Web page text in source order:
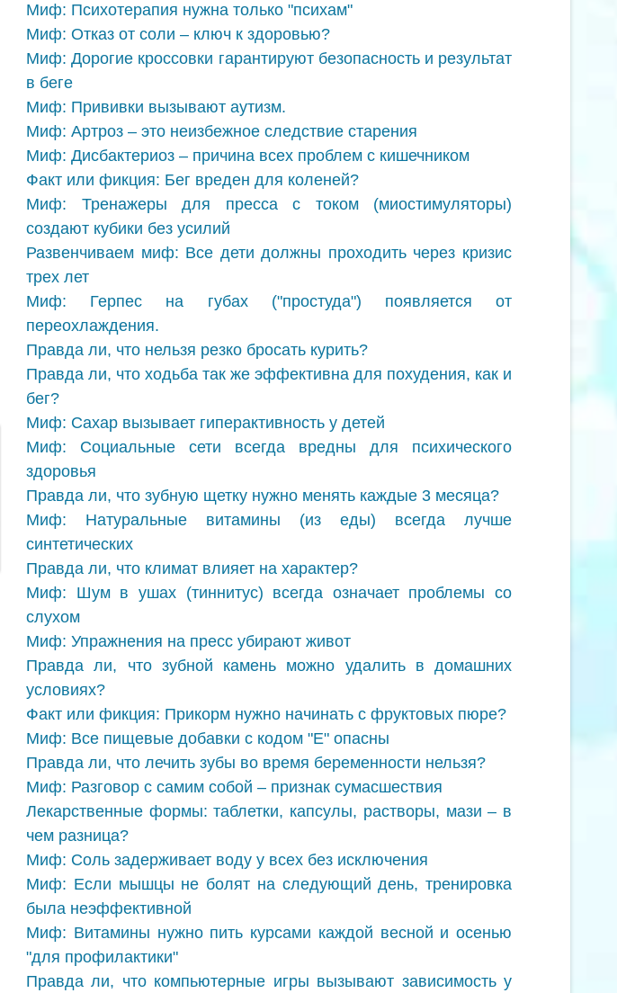
Миф: Психотерапия нужна только "психам"
Миф: Отказ от соли – ключ к здоровью?
Миф: Дорогие кроссовки гарантируют безопасность и результат
в беге
Миф: Прививки вызывают аутизм.
Миф: Артроз – это неизбежное следствие старения
Миф: Дисбактериоз – причина всех проблем с кишечником
Факт или фикция: Бег вреден для коленей?
Миф: Тренажеры для пресса с током (миостимуляторы)
создают кубики без усилий
Развенчиваем миф: Все дети должны проходить через кризис
трех лет
Миф: Герпес на губах ("простуда") появляется от
переохлаждения.
Правда ли, что нельзя резко бросать курить?
Правда ли, что ходьба так же эффективна для похудения, как и
бег?
Миф: Сахар вызывает гиперактивность у детей
Миф: Социальные сети всегда вредны для психического
здоровья
Правда ли, что зубную щетку нужно менять каждые 3 месяца?
Миф: Натуральные витамины (из еды) всегда лучше
синтетических
Правда ли, что климат влияет на характер?
Миф: Шум в ушах (тиннитус) всегда означает проблемы со
слухом
Миф: Упражнения на пресс убирают живот
Правда ли, что зубной камень можно удалить в домашних
условиях?
Факт или фикция: Прикорм нужно начинать с фруктовых пюре?
Миф: Все пищевые добавки с кодом "Е" опасны
Правда ли, что лечить зубы во время беременности нельзя?
Миф: Разговор с самим собой – признак сумасшествия
Лекарственные формы: таблетки, капсулы, растворы, мази – в
чем разница?
Миф: Соль задерживает воду у всех без исключения
Миф: Если мышцы не болят на следующий день, тренировка
была неэффективной
Миф: Витамины нужно пить курсами каждой весной и осенью
"для профилактики"
Правда ли, что компьютерные игры вызывают зависимость у